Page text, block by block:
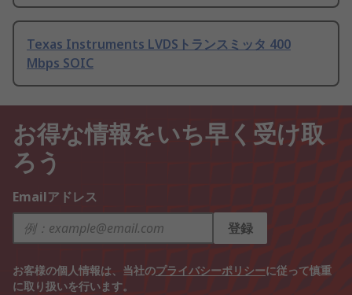
Texas Instruments LVDSトランスミッタ 400
Mbps SOIC
お得な情報をいち早く受け取
ろう
Emailアドレス
登録
お客様の個人情報は、当社のプライバシーポリシーに従って慎重
に取り扱いを行います。